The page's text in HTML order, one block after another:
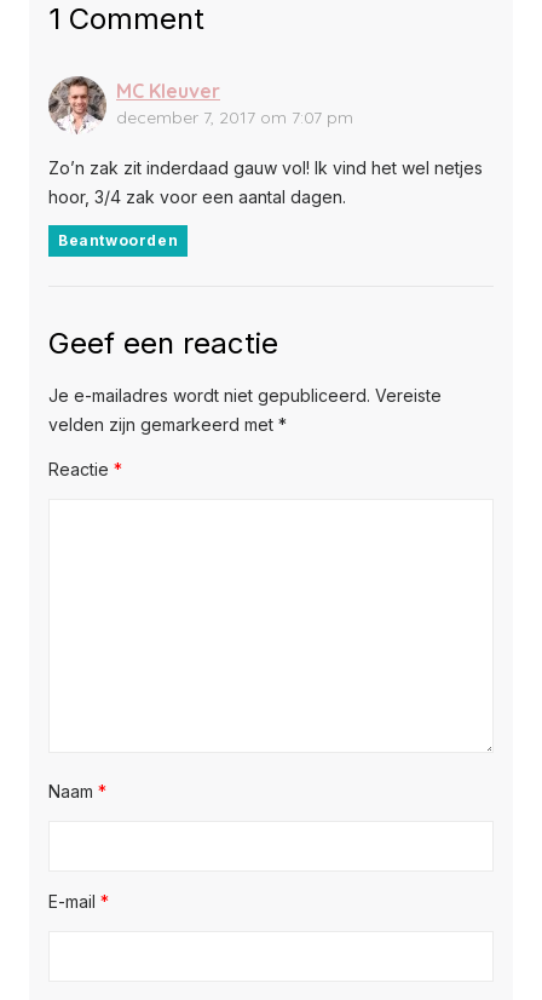
1 Comment
MC Kleuver
december 7, 2017 om 7:07 pm
Zo’n zak zit inderdaad gauw vol! Ik vind het wel netjes
hoor, 3/4 zak voor een aantal dagen.
Beantwoorden
Geef een reactie
Je e-mailadres wordt niet gepubliceerd. Vereiste
velden zijn gemarkeerd met *
Reactie *
Naam *
E-mail *